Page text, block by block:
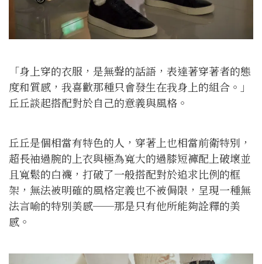
「身上穿的衣服，是無聲的話語，表達著穿著者的態
度和質感，我喜歡那種只會發生在我身上的組合。」
丘丘談起搭配對於自己的意義與風格。
丘丘是個相當有特色的人，穿著上也相當前衛特別，
超長袖過腕的上衣與極為寬大的過膝短褲配上破壞並
且寬鬆的白襪，打破了一般搭配對於追求比例的框
架，無法被明確的風格定義也不被侷限，呈現一種無
法言喻的特別美感──那是只有他所能夠詮釋的美
感。